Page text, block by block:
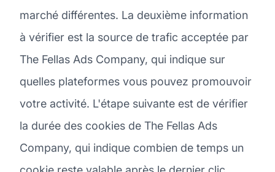
marché différentes. La deuxième information
à vérifier est la source de trafic acceptée par
The Fellas Ads Company, qui indique sur
quelles plateformes vous pouvez promouvoir
votre activité. L'étape suivante est de vérifier
la durée des cookies de The Fellas Ads
Company, qui indique combien de temps un